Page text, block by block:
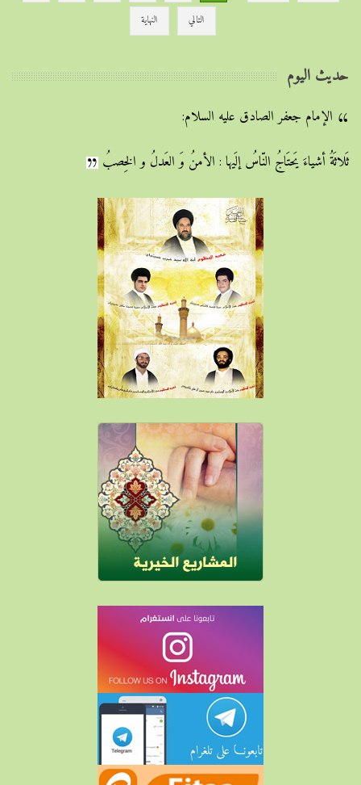
التالي
النهاية
حديث اليوم
الإمام جعفر الصادق عليه السلام:
ثَلاثَةُ أشياءَ يَحتَاجُ النّاسُ إلَيها : الأمنُ وَ العَدلُ و الخِصبُ